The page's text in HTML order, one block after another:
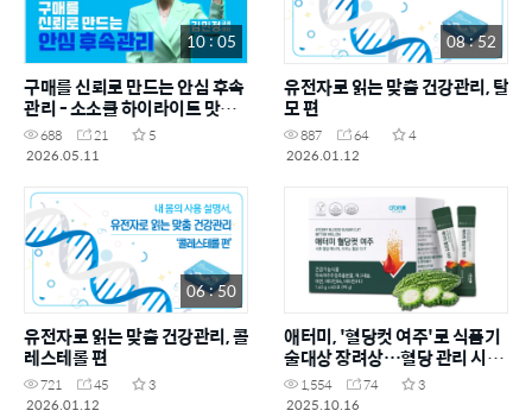
10 : 05
구매를 신뢰로 만드는 안심 후속
관리 - 소소클 하이라이트 맛보
기688 21
5
2026.05.11
08 : 52
유전자로 읽는 맞춤 건강관리, 탈
모 편
887 64
4
2026.01.12
06 : 50
유전자로 읽는 맞춤 건강관리, 콜
레스테롤 편
721 45
3
2026.01.12
애터미, '혈당컷 여주'로 식품기
술대상 장려상…혈당 관리 시장
공략1,554 74
3
2025.10.16